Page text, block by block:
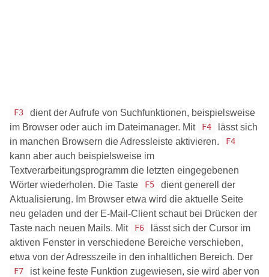
F3
dient der Aufrufe von Suchfunktionen, beispielsweise
im Browser oder auch im Dateimanager. Mit
F4
lässt sich
in manchen Browsern die Adressleiste aktivieren.
F4
kann aber auch beispielsweise im
Textverarbeitungsprogramm die letzten eingegebenen
Wörter wiederholen. Die Taste
F5
dient generell der
Aktualisierung. Im Browser etwa wird die aktuelle Seite
neu geladen und der E-Mail-Client schaut bei Drücken der
Taste nach neuen Mails. Mit
F6
lässt sich der Cursor im
aktiven Fenster in verschiedene Bereiche verschieben,
etwa von der Adresszeile in den inhaltlichen Bereich. Der
F7
ist keine feste Funktion zugewiesen, sie wird aber von